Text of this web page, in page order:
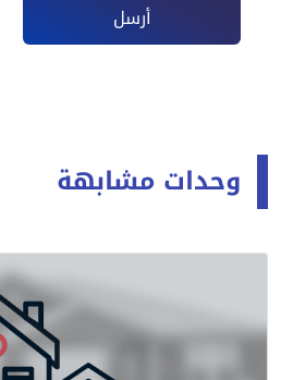
أرسل
وحدات مشابهة